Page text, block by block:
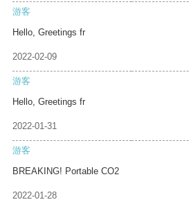
游客
Hello, Greetings fr
2022-02-09
游客
Hello, Greetings fr
2022-01-31
游客
BREAKING! Portable CO2
2022-01-28